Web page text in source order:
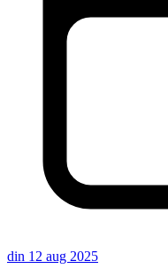
din 12 aug 2025